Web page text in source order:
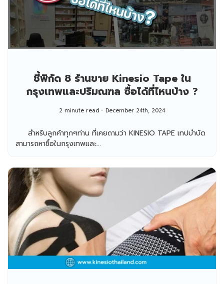
ชี้พิกัด 8 ร้านขาย Kinesio Tape ใน
กรุงเทพและปริมณฑล ซื้อได้ที่ไหนบ้าง ?
2 minute read December 24th, 2024
สำหรับลูกค้าทุกๆท่าน ที่เคยถามว่า KINESIO TAPE เทปบำบัด
สามารถหาซื้อในกรุงเทพและ...